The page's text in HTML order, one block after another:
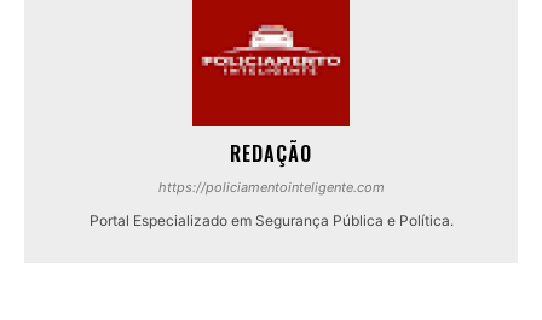
REDAÇÃO
https://policiamentointeligente.com
Portal Especializado em Segurança Pública e Política.